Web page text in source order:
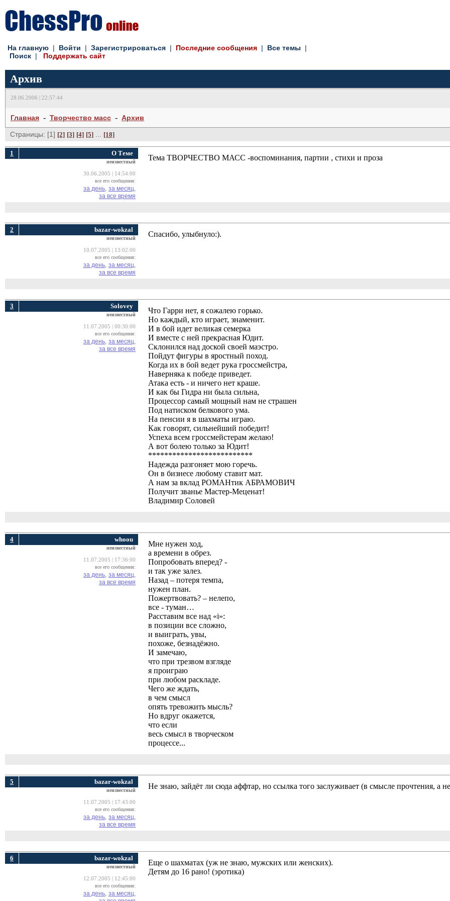
На главную | Войти | Зарегистрироваться | Последние сообщения | Все темы |
Поиск | Поддержать сайт
Архив
28.06.2006 | 22:57:44
Главная - Творчество масс - Архив
Страницы: [1] [2] [3] [4] [5] [18]
1 О Теме
неизвестный
30.06.2005 | 14:54:00
все его сообщения:
за день, за месяц,
за все время
Тема ТВОРЧЕСТВО МАСС -воспоминания, партии , стихи и проза
2 bazar-wokzal
неизвестный
10.07.2005 | 13:02:00
все его сообщения:
за день, за месяц,
за все время
Спасибо, улыбнуло:).
3 Solovey
неизвестный
11.07.2005 | 00:30:00
все его сообщения:
за день, за месяц,
за все время
Что Гарри нет, я сожалею горько.
Но каждый, кто играет, знаменит.
И в бой идет великая семерка
И вместе с ней прекрасная Юдит.
Склонился над доской своей маэстро.
Пойдут фигуры в яростный поход.
Когда их в бой ведет рука гроссмейстра,
Наверняка к победе приведет.
Атака есть - и ничего нет краше.
И как бы Гидра ни была сильна,
Процессор самый мощный нам не страшен
Под натиском белкового ума.
На пенсии я в шахматы играю.
Как говорят, сильнейший победит!
Успеха всем гроссмейстерам желаю!
А вот болею только за Юдит!
**************************
Надежда разгоняет мою горечь.
Он в бизнесе любому ставит мат.
А нам за вклад РОМАНтик АБРАМОВИЧ
Получит званье Мастер-Меценат!
Владимир Соловей
4 whoou
неизвестный
11.07.2005 | 17:36:00
все его сообщения:
за день, за месяц,
за все время
Мне нужен ход,
а времени в обрез.
Попробовать вперед? -
и так уже залез.
Назад – потеря темпа,
нужен план.
Пожертвовать? – нелепо,
все - туман…
Расставим все над «i»:
в позиции все сложно,
и выиграть, увы,
похоже, безнадёжно.
И замечаю,
что при трезвом взгляде
я проиграю
при любом раскладе.
Чего же ждать,
в чем смысл
опять тревожить мысль?
Но вдруг окажется,
что если
весь смысл в творческом
процессе...
5 bazar-wokzal
неизвестный
11.07.2005 | 17:43:00
все его сообщения:
за день, за месяц,
за все время
Не знаю, зайдёт ли сюда аффтар, но ссылка того заслуживает (в смысле прочтения, а не
6 bazar-wokzal
неизвестный
12.07.2005 | 12:45:00
все его сообщения:
за день, за месяц,
Еще о шахматах (уж не знаю, мужских или женских).
Детям до 16 рано! (эротика)